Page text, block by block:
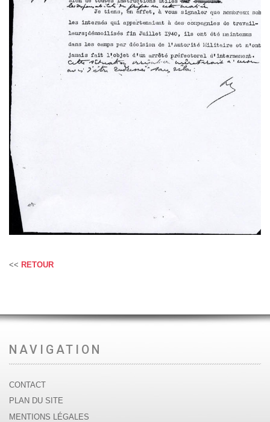
<< RETOUR
NAVIGATION
CONTACT
PLAN DU SITE
MENTIONS LÉGALES